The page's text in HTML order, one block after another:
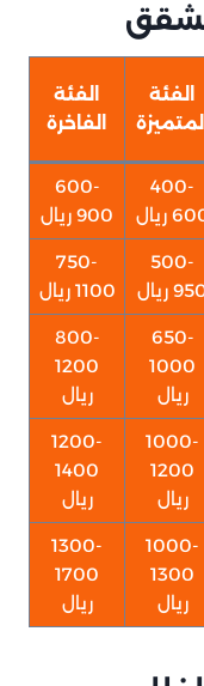
الفئة
المتميزة
الفئة
الفاخرة
400-
ريال
600-
900 ريال
500-
ريال
750-
1100 ريال
650-
1000
ريال
800-
1200
ريال
1000-
1200
ريال
1200-
1400
ريال
1000-
1300
ريال
1300-
1700
ريال